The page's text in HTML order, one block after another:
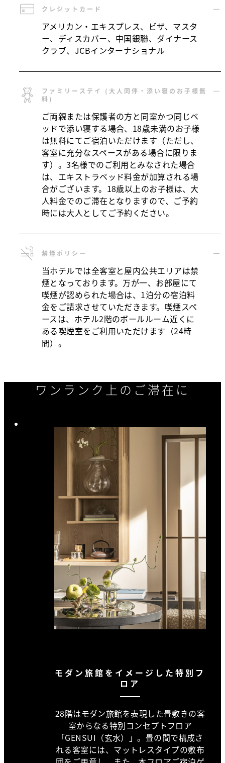
クレジットカード
アメリカン・エキスプレス、ビザ、マスタ
ー、ディスカバー、中国銀聯、ダイナース
クラブ、JCBインターナショナル
ファミリーステイ (大人同伴・添い寝のお子様無
料)
ご両親または保護者の方と同室かつ同じベ
ッドで添い寝する場合、18歳未満のお子様
は無料にてご宿泊いただけます（ただし、
客室に充分なスペースがある場合に限りま
す）。3名様でのご利用とみなされた場合
は、エキストラベッド料金が加算される場
合がございます。18歳以上のお子様は、大
人料金でのご滞在となりますので、ご予約
時には大人としてご予約ください。
禁煙ポリシー
当ホテルでは全客室と屋内公共エリアは禁
煙となっております。万が一、お部屋にて
喫煙が認められた場合は、1泊分の宿泊料
金をご請求させていただきます。喫煙スペ
ースは、ホテル2階のボールルーム近くに
ある喫煙室をご利用いただけます（24時
間）。
ワンランク上のご滞在に
モダン旅館をイメージした特別フ
ロア
28階はモダン旅館を表現した畳敷きの客
室からなる特別コンセプトフロア
「GENSUI（玄水）」。畳の間で構成さ
れる客室には、マットレスタイプの敷布